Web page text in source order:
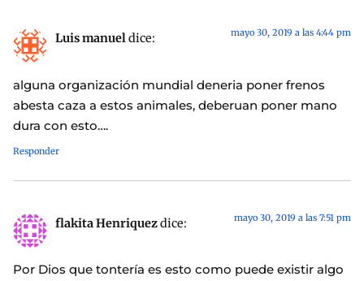
Luis manueldice: mayo 30, 2019 a las 4:44 pm
alguna organización mundial deneria poner frenos
abesta caza a estos animales, deberuan poner mano
dura con esto….
Responder
flakita Henriquezdice: mayo 30, 2019 a las 7:51 pm
Por Dios que tontería es esto como puede existir algo